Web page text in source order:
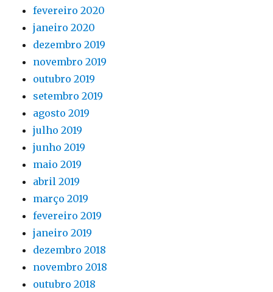
fevereiro 2020
janeiro 2020
dezembro 2019
novembro 2019
outubro 2019
setembro 2019
agosto 2019
julho 2019
junho 2019
maio 2019
abril 2019
março 2019
fevereiro 2019
janeiro 2019
dezembro 2018
novembro 2018
outubro 2018